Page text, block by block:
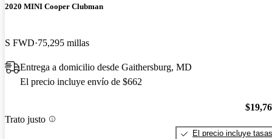
2020 MINI Cooper Clubman
S FWD 75,295 millas
Entrega a domicilio desde Gaithersburg, MD
El precio incluye envío de $662
Trato justo
El precio incluye tasas